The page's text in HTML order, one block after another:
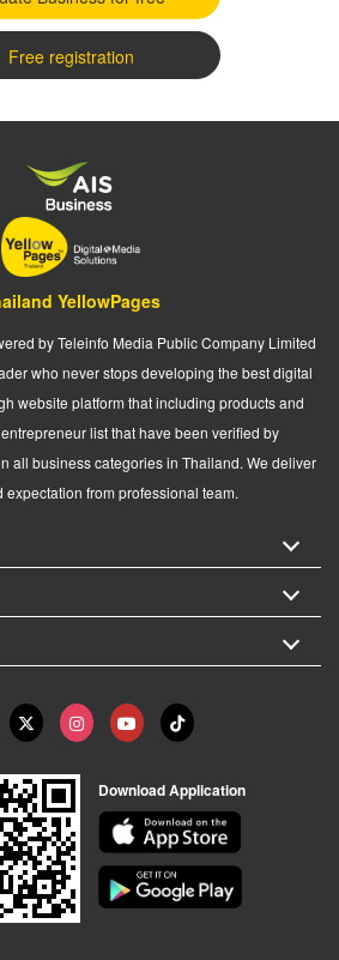
Free registration
YellowPages
by Teleinfo Media Public Company Limited
who never stops developing the best digital
website platform that including products and
list that have been verified by
all business categories in Thailand. We deliver
expectation from professional team.
Download Application